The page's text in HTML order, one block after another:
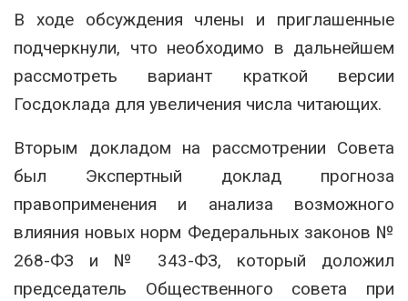
В ходе обсуждения члены и приглашенные
подчеркнули, что необходимо в дальнейшем
рассмотреть вариант краткой версии
Госдоклада для увеличения числа читающих.
Вторым докладом на рассмотрении Совета
был Экспертный доклад прогноза
правоприменения и анализа возможного
влияния новых норм Федеральных законов №
268-ФЗ и № 343-ФЗ, который доложил
председатель Общественного совета при